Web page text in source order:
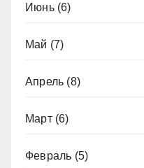
Июнь(6)
Май (7)
Апрель (8)
Март(6)
Февраль (5)